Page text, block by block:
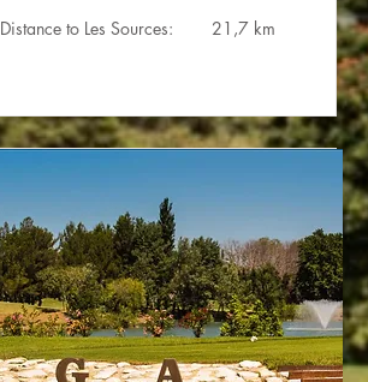
Distance to Les Sources: 21,7 km